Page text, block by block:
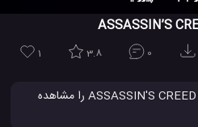
1 3.8 0
تریلر نهائی بازی جالب و پرطفدار ASSASSIN'S CREED را مشاهده